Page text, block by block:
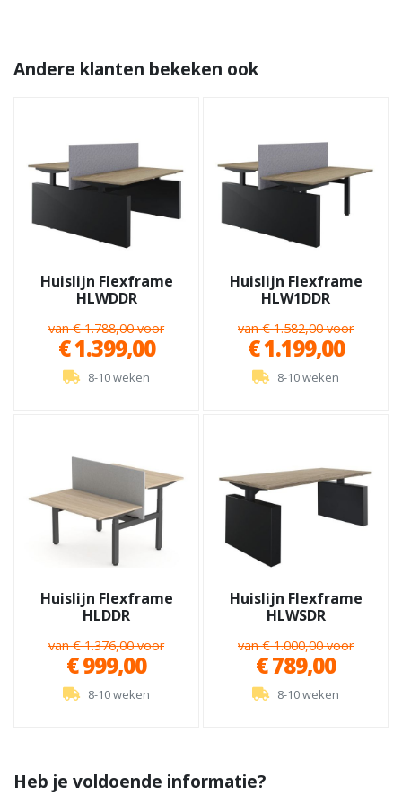
Andere klanten bekeken ook
Huislijn Flexframe
HLWDDR
van € 1.788,00 voor
€ 1.399,00
8-10 weken
Huislijn Flexframe
HLW1DDR
van € 1.582,00 voor
€ 1.199,00
8-10 weken
Huislijn Flexframe
HLDDR
van € 1.376,00 voor
€ 999,00
8-10 weken
Huislijn Flexframe
HLWSDR
van € 1.000,00 voor
€ 789,00
8-10 weken
Heb je voldoende informatie?